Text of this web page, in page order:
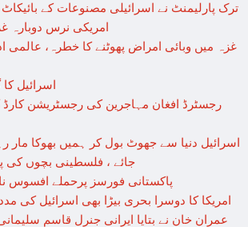
ترک پارلیمنٹ نے اسرائیلی مصنوعات کے بائیکاٹ
امریکی نرس دوبارہ
غزہ میں وبائی امراض پھوٹنے کا خطرہ،
اسرائیل کا
اسرائیل دنیا سے جھوٹ بول کر ہمیں بھوکا مار
جائے ، فلسطینی بچوں کی
پاکستانی فورسز پرحملے افسوس
امریکا کا دوسرا بحری بیڑا بھی اسرائیل کی مدد
عمران خان نے بتایا ایرانی جنرل قاسم